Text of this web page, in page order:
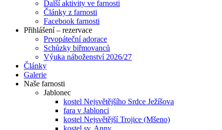
Další aktivity ve farnosti
Články z farnosti
Facebook farnosti
Přihlášení – rezervace
Prvopáteční adorace
Schůzky biřmovanců
Výuka náboženství 2026/27
Články
Galerie
Naše farnosti
Jablonec
kostel Nejsvětějšího Srdce Ježíšova
fara v Jablonci
kostel Nejsvětější Trojice (Mšeno)
kostel sv. Anny